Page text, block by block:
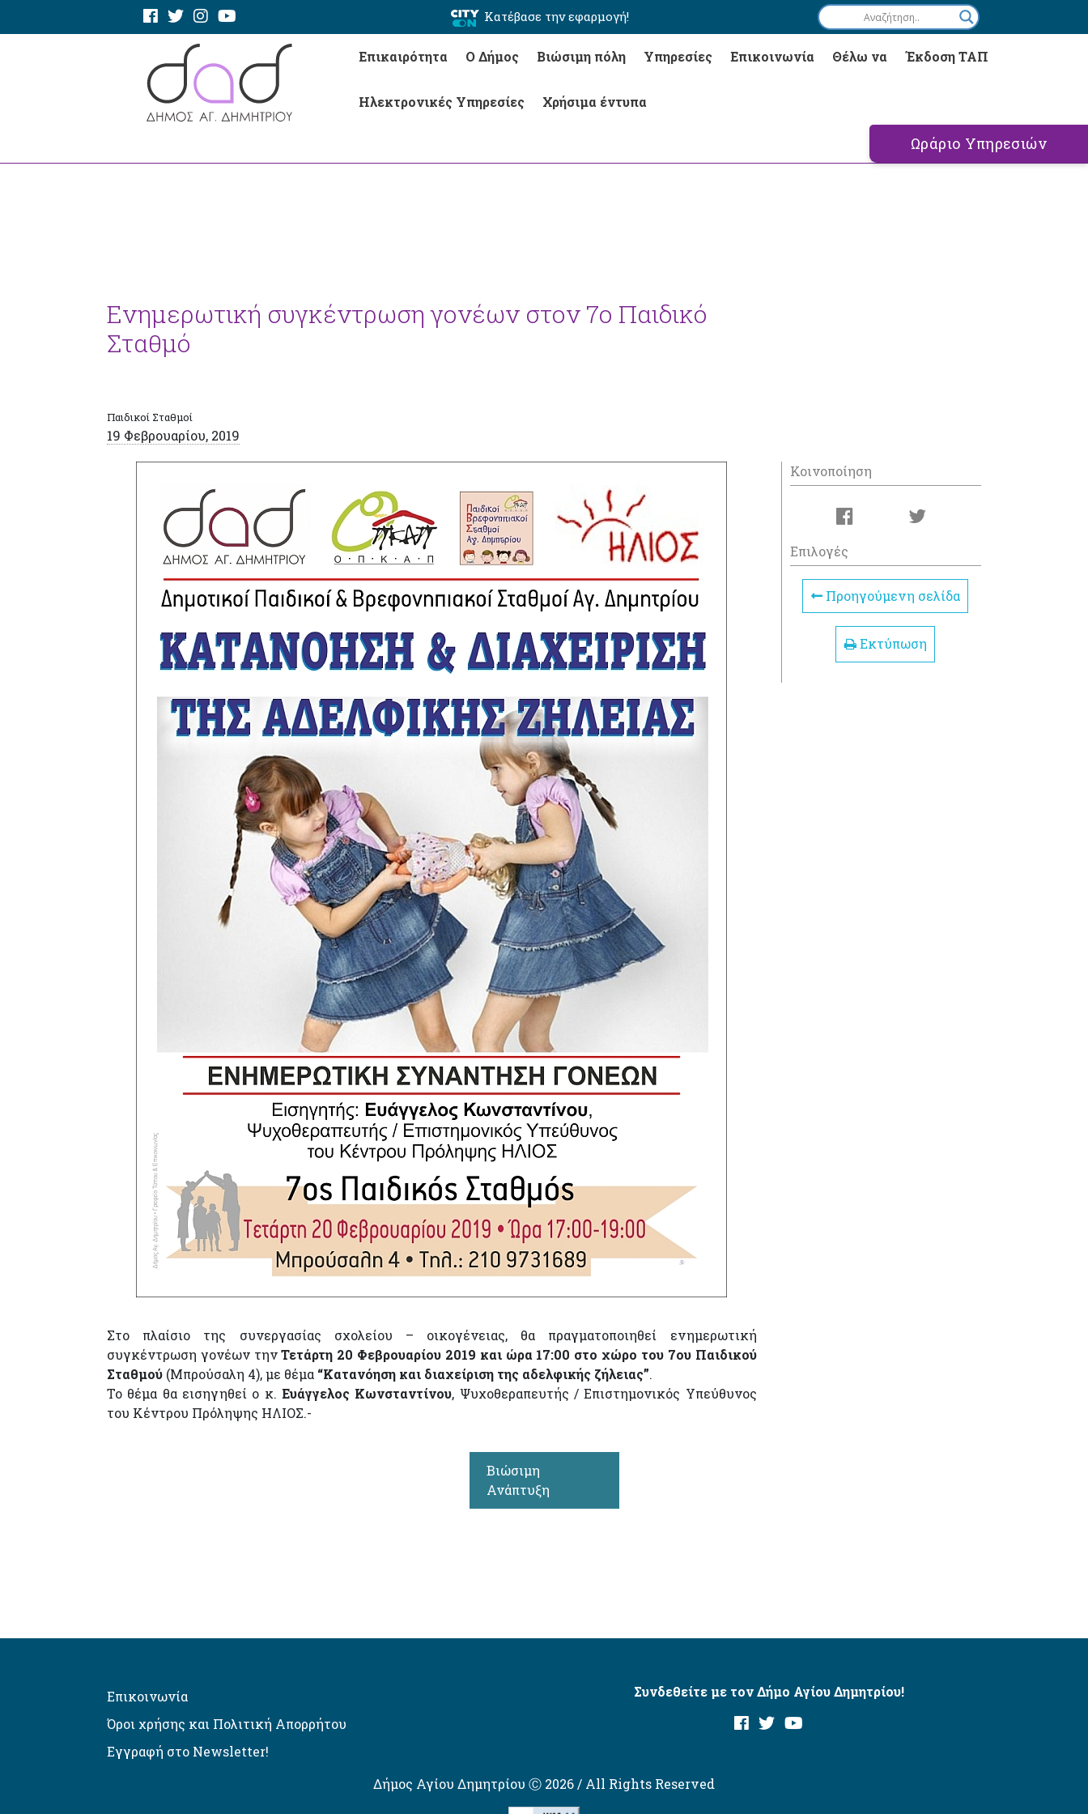
Κατέβασε την εφαρμογή!
Επικαιρότητα Ο Δήμος Βιώσιμη πόλη Υπηρεσίες Επικοινωνία Θέλω να Έκδοση ΤΑΠ
Ηλεκτρονικές Υπηρεσίες Χρήσιμα έντυπα
Ωράριο Υπηρεσιών
Ενημερωτική συγκέντρωση γονέων στον 7ο Παιδικό
Σταθμό
Παιδικοί Σταθμοί
19 Φεβρουαρίου, 2019
Στο πλαίσιο της συνεργασίας σχολείου – οικογένειας, θα πραγματοποιηθεί ενημερωτική
συγκέντρωση γονέων τηνΤετάρτη 20 Φεβρουαρίου 2019 και ώρα 17:00 στο χώρο του 7ου Παιδικού
Σταθμού (Μπρούσαλη 4), με θέμα “Κατανόηση και διαχείριση της αδελφικής ζήλειας”.
Το θέμα θα εισηγηθεί ο κ. Ευάγγελος Κωνσταντίνου, Ψυχοθεραπευτής / Επιστημονικός Υπεύθυνος
του Κέντρου Πρόληψης ΗΛΙΟΣ.-
Κοινοποίηση
Επιλογές
Προηγούμενη σελίδα
Εκτύπωση
Βιώσιμη
Ανάπτυξη
Επικοινωνία
Όροι χρήσης και Πολιτική Απορρήτου
Εγγραφή στο Newsletter!
Συνδεθείτε με τον Δήμο Αγίου Δημητρίου!
Δήμος Αγίου Δημητρίου Ⓒ 2026 / All Rights Reserved